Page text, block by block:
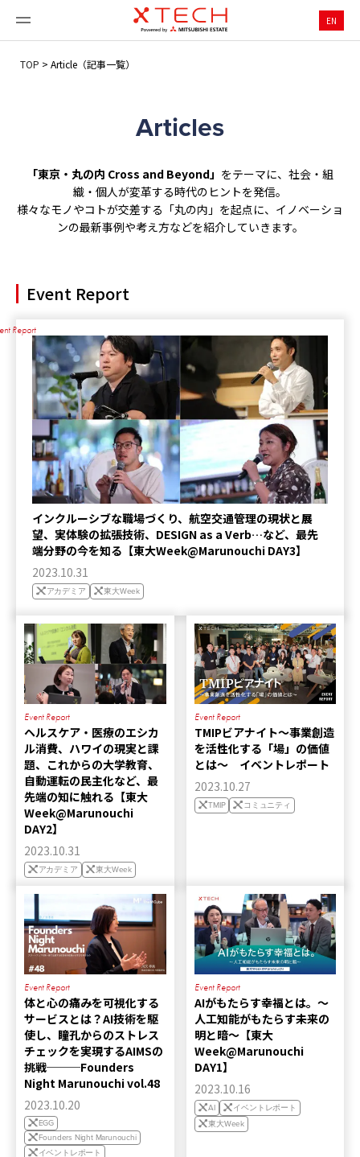
EN
TOP > Article（記事一覧）
Articles
「東京・丸の内 Cross and Beyond」 をテーマに、社会・組
織・個人が変革する時代のヒントを発信。
様々なモノやコトが交差する「丸の内」を起点に、イノベーショ
ンの最新事例や考え方などを紹介していきます。
Event Report
Report
インクルーシブな職場づくり、航空交通管理の現状と展
望、実体験の拡張技術、DESIGN as a Verb…など、最先
端分野の今を知る【東大Week@Marunouchi DAY3】
2023.10.31
アカデミア 東大Week
Event Report
ヘルスケア・医療のエシカ
ル消費、ハワイの現実と課
題、これからの大学教育、
自動運転の民主化など、最
先端の知に触れる【東大
Week@Marunouchi
DAY2】
2023.10.31
アカデミア 東大Week
Event Report
TMIPビアナイト～事業創造
を活性化する「場」の価値
とは〜 イベントレポート
2023.10.27
TMIP コミュニティ
Event Report
体と心の痛みを可視化する
サービスとは？AI技術を駆
使し、瞳孔からのストレス
チェックを実現するAIMSの
挑戦───Founders
Night Marunouchi vol.48
2023.10.20
EGG
Founders Night Marunouchi
イベントレポート
Event Report
AIがもたらす幸福とは。〜
人工知能がもたらす未来の
明と暗〜【東大
Week@Marunouchi
DAY1】
2023.10.16
AI
イベントレポート
東大Week